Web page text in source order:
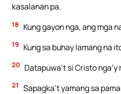
kasalanan pa.
18 Kung gayon nga, ang mga
19 Kung sa buhay lamang na
20 Datapuwa’t si Cristo
21
Sapagka’t yamang sa